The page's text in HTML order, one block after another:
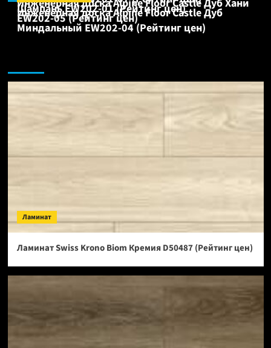
Шампань EW202-01 (Рейтинг цен)
Инженерная доска Alpine Floor Castle Дуб Хани
EW202-05 (Рейтинг цен)
Инженерная доска Alpine Floor Castle Дуб
Миндальный EW202-04 (Рейтинг цен)
Ламинат
Ламинат Swiss Krono Biom Кремия D50487 (Рейтинг цен)